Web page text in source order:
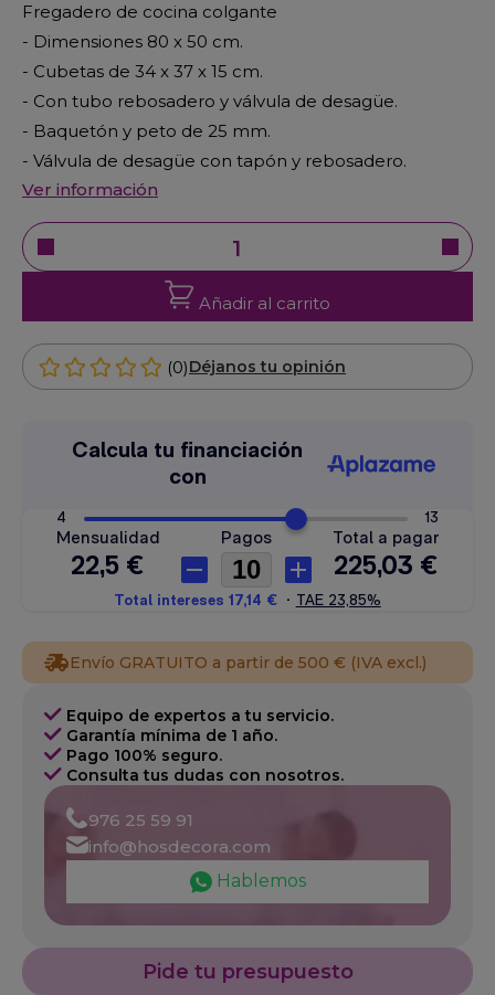
Fregadero de cocina colgante
- Dimensiones 80 x 50 cm.
- Cubetas de 34 x 37 x 15 cm.
- Con tubo rebosadero y válvula de desagüe.
- Baquetón y peto de 25 mm.
- Válvula de desagüe con tapón y rebosadero.
Ver información
Añadir al carrito
(0)Déjanos tu opinión
Envío GRATUITO a partir de 500 € (IVA excl.)
Equipo de expertos a tu servicio.
Garantía mínima de 1 año.
Pago 100% seguro.
Consulta tus dudas con nosotros.
976 25 59 91
info@hosdecora.com
Hablemos
Pide tu presupuesto